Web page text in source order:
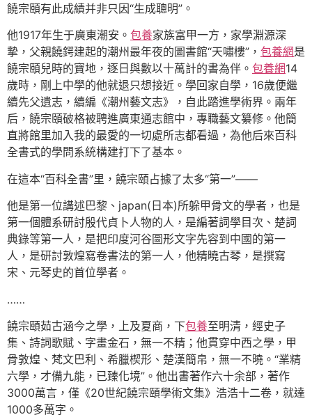
饒宗頤有此成績并非只因“生成聰明”。
他1917年生于廣東潮安。 包養家族富甲一方，家學淵源深
摯，父親饒鍔建起的潮州最年夜的圖書館“天嘯樓”， 包養網是
饒宗頤兒時的寶地，逐日與數以十萬計的書為伴。 包養網14
歲時，剛上中學的他就退只想接近。學回家自學，16歲便繼
續先父遺志，續編《潮州藝文志》，自此踏進學術界。兩年
后，饒宗頤破格被聘進廣東通志館中，專職藝文纂修。他簡
直將館里加入我的最愛的一切處所志都看過，為他后來百科
全書式的學問系統構建打下了基本。
在這本“百科全書”里，饒宗頤占據了太多“第一”——
他是第一位講述巴黎、japan(日本)所躲甲骨文的學者，也是
第一個體系研討殷代貞卜人物的人，是編著詞學目次、楚詞
典錄等第一人，是把印度河谷圖形文字先容到中國的第一
人，是研討敦煌寫卷書法的第一人，他精曉古琴，是撰寫
宋、元琴史的首位學者。
……
饒宗頤茹古涵今之學，上及夏商，下包養至明清，經史子
集、詩詞歌賦、字畫金石，無一不精；他貫穿中西之學，甲
骨敦煌、梵文巴利、希臘楔形、楚漢簡帛，無一不曉。“業精
六學，才備九能，已臻化境”。他出書著作六十余部，著作
3000萬言，僅《20世紀饒宗頤學術文集》浩浩十二卷，就達
1000多萬字。